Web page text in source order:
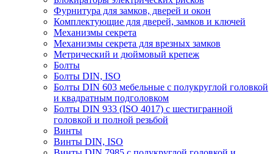
Фурнитура для замков, дверей и окон
Комплектующие для дверей, замков и ключей
Механизмы секрета
Механизмы секрета для врезных замков
Метрический и дюймовый крепеж
Болты
Болты DIN, ISO
Болты DIN 603 мебельные с полукруглой головкой
и квадратным подголовком
Болты DIN 933 (ISO 4017) с шестигранной
головкой и полной резьбой
Винты
Винты DIN, ISO